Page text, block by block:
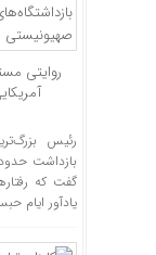
روایتی
رئیس
گفت که
یادآور ایام